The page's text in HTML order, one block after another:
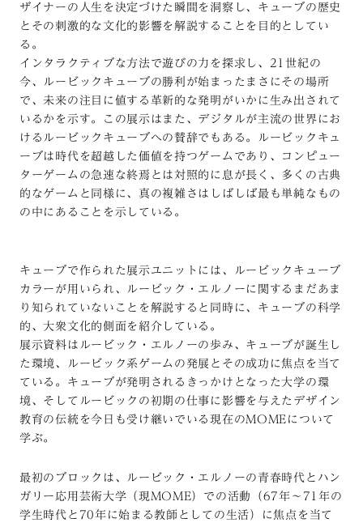
ザイナーの人生を決定づけた瞬間を洞察し、キューブの歴史
とその刺激的な文化的影響を解説することを目的としてい
る。
インタラクティブな方法で遊びの力を探求し、21世紀の
今、ルービックキューブの勝利が始まったまさにその場所
で、未来の注目に値する革新的な発明がいかに生み出されて
いるかを示す。この展示はまた、デジタルが主流の世界にお
けるルービックキューブへの賛辞でもある。ルービックキュ
ーブは時代を超越した価値を持つゲームであり、コンピュー
ターゲームの急速な終焉とは対照的に息が長く、多くの古典
的なゲームと同様に、真の複雑さはしばしば最も単純なもの
の中にあることを示している。
キューブで作られた展示ユニットには、ルービックキューブ
カラーが用いられ、ルービック・エルノーに関するまだあま
り知られていないことを解説すると同時に、キューブの科学
的、大衆文化的側面を紹介している。
展示資料はルービック・エルノーの歩み、キューブが誕生し
た環境、ルービック系ゲームの発展とその成功に焦点を当て
ている。キューブが発明されるきっかけとなった大学の環
境、そしてルービックの初期の仕事に影響を与えたデザイン
教育の伝統を今日も受け継いでいる現在のMOMEについて
学ぶ。
最初のブロックは、ルービック・エルノーの青春時代とハン
ガリー応用芸術大学（現MOME）での活動（67年～71年の
学生時代と70年に始まる教師としての生活）に焦点を当て